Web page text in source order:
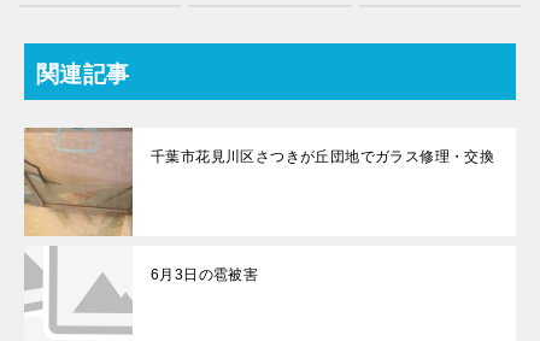
関連記事
千葉市花見川区さつきが丘団地でガラス修理・交換
6月3日の雹被害